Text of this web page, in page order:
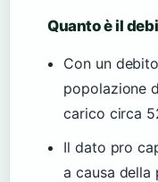
Quanto è il
Con un
popolazione
carico circa
Il dato pro
a causa della